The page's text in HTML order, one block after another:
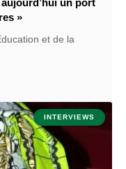
»
et de la
INTERVIEWS